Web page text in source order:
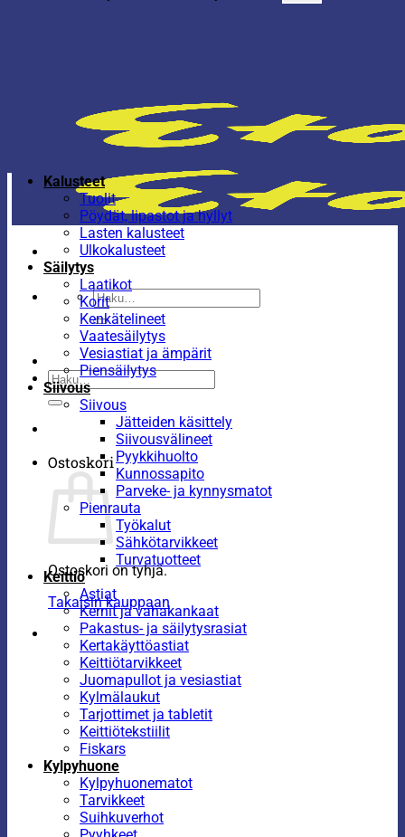
Etsi:
Etsi:
Ostoskori
Ostoskori on tyhjä.
Takaisin kauppaan
Kalusteet
Tuolit
Pöydät, lipastot ja hyllyt
Lasten kalusteet
Ulkokalusteet
Säilytys
Laatikot
Korit
Kenkätelineet
Vaatesäilytys
Vesiastiat ja ämpärit
Piensäilytys
Siivous
Siivous
Jätteiden käsittely
Siivousvälineet
Pyykkihuolto
Kunnossapito
Parveke- ja kynnysmatot
Pienrauta
Työkalut
Sähkötarvikkeet
Turvatuotteet
Keittiö
Astiat
Kernit ja vahakankaat
Pakastus- ja säilytysrasiat
Kertakäyttöastiat
Keittiötarvikkeet
Juomapullot ja vesiastiat
Kylmälaukut
Tarjottimet ja tabletit
Keittiötekstiilit
Fiskars
Kylpyhuone
Kylpyhuonematot
Tarvikkeet
Suihkuverhot